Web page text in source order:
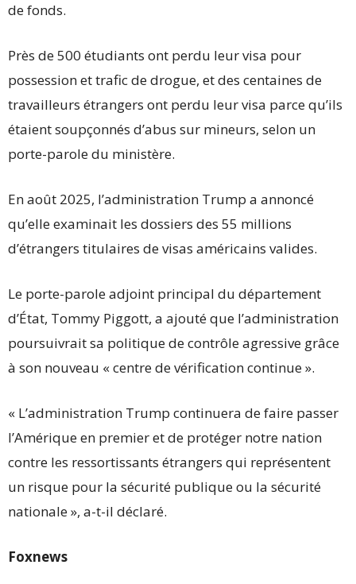
de fonds.
Près de 500 étudiants ont perdu leur visa pour
possession et trafic de drogue, et des centaines de
travailleurs étrangers ont perdu leur visa parce qu’ils
étaient soupçonnés d’abus sur mineurs, selon un
porte-parole du ministère.
En août 2025, l’administration Trump a annoncé
qu’elle examinait les dossiers des 55 millions
d’étrangers titulaires de visas américains valides.
Le porte-parole adjoint principal du département
d’État, Tommy Piggott, a ajouté que l’administration
poursuivrait sa politique de contrôle agressive grâce
à son nouveau « centre de vérification continue ».
« L’administration Trump continuera de faire passer
l’Amérique en premier et de protéger notre nation
contre les ressortissants étrangers qui représentent
un risque pour la sécurité publique ou la sécurité
nationale », a-t-il déclaré.
Foxnews